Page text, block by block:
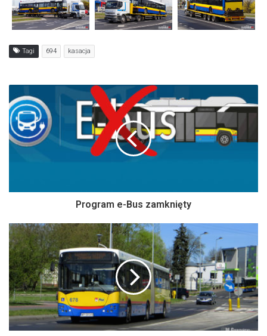
Tagi 694 kasacja
Program e-Bus zamknięty